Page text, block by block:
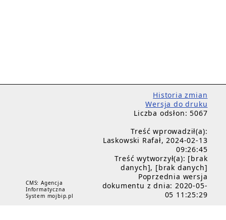
CMS: Agencja
Informatyczna
System mojbip.pl
Historia zmian
Wersja do druku
Liczba odsłon: 5067
Treść wprowadził(a):
Laskowski Rafał, 2024-02-13
09:26:45
Treść wytworzył(a): [brak
danych], [brak danych]
Poprzednia wersja
dokumentu z dnia: 2020-05-
05 11:25:29